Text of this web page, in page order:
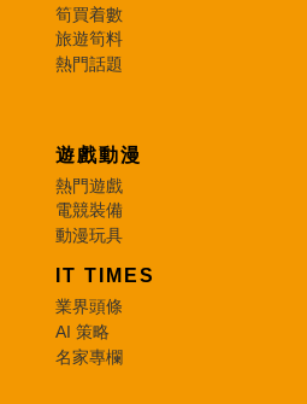
筍買着數
旅遊筍料
熱門話題
遊戲動漫
熱門遊戲
電競裝備
動漫玩具
IT TIMES
業界頭條
AI 策略
名家專欄